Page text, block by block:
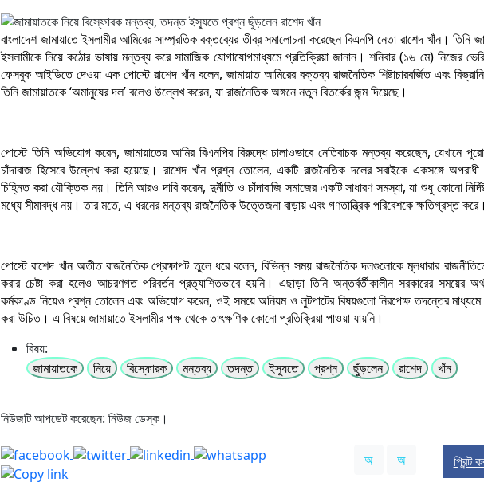
বাংলাদেশ জামায়াতে ইসলামীর আমিরের সাম্প্রতিক বক্তব্যের তীব্র সমালোচনা করেছেন বিএনপি নেতা রাশেদ খাঁন। তিনি
ইসলামীকে নিয়ে কঠোর ভাষায় মন্তব্য করে সামাজিক যোগাযোগমাধ্যমে প্রতিক্রিয়া জানান। শনিবার (১৬ মে) নিজের
ফেসবুক আইডিতে দেওয়া এক পোস্টে রাশেদ খাঁন বলেন, জামায়াত আমিরের বক্তব্য রাজনৈতিক শিষ্টাচারবর্জিত এবং
তিনি জামায়াতকে ‘অমানুষের দল’ বলেও উল্লেখ করেন, যা রাজনৈতিক অঙ্গনে নতুন বিতর্কের জন্ম দিয়েছে।
পোস্টে তিনি অভিযোগ করেন, জামায়াতের আমির বিএনপির বিরুদ্ধে ঢালাওভাবে নেতিবাচক মন্তব্য করেছেন, যেখানে
চাঁদাবাজ হিসেবে উল্লেখ করা হয়েছে। রাশেদ খাঁন প্রশ্ন তোলেন, একটি রাজনৈতিক দলের সবাইকে একসঙ্গে অপরাধী
চিহ্নিত করা যৌক্তিক নয়। তিনি আরও দাবি করেন, দুর্নীতি ও চাঁদাবাজি সমাজের একটি সাধারণ সমস্যা, যা শুধু কোনো
মধ্যে সীমাবদ্ধ নয়। তার মতে, এ ধরনের মন্তব্য রাজনৈতিক উত্তেজনা বাড়ায় এবং গণতান্ত্রিক পরিবেশকে ক্ষতিগ্রস্ত করে।
পোস্টে রাশেদ খাঁন অতীত রাজনৈতিক প্রেক্ষাপট তুলে ধরে বলেন, বিভিন্ন সময় রাজনৈতিক দলগুলোকে মূলধারার
করার চেষ্টা করা হলেও আচরণগত পরিবর্তন প্রত্যাশিতভাবে হয়নি। এছাড়া তিনি অন্তর্বর্তীকালীন সরকারের সময়ের
কর্মকাণ্ড নিয়েও প্রশ্ন তোলেন এবং অভিযোগ করেন, ওই সময়ে অনিয়ম ও লুটপাটের বিষয়গুলো নিরপেক্ষ তদন্তের
করা উচিত। এ বিষয়ে জামায়াতে ইসলামীর পক্ষ থেকে তাৎক্ষণিক কোনো প্রতিক্রিয়া পাওয়া যায়নি।
বিষয়:
জামায়াতকে
নিয়ে বিস্ফোরক মন্তব্য তদন্ত ইস্যুতে প্রশ্ন ছুঁড়লেন রাশেদ খাঁন
নিউজটি আপডেট করেছেন: নিউজ ডেস্ক।
অ অ প্রিন্ট